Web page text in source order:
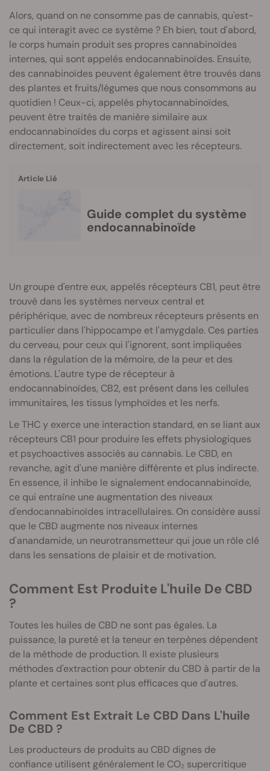
Alors, quand on ne consomme pas de cannabis, qu'est-
ce qui interagit avec ce système ? Eh bien, tout d'abord,
le corps humain produit ses propres cannabinoïdes
internes, qui sont appelés endocannabinoïdes. Ensuite,
des cannabinoïdes peuvent également être trouvés dans
des plantes et fruits/légumes que nous consommons au
quotidien ! Ceux-ci, appelés phytocannabinoïdes,
peuvent être traités de manière similaire aux
endocannabinoïdes du corps et agissent ainsi soit
directement, soit indirectement avec les récepteurs.
Article Lié
Guide complet du système
endocannabinoïde
Un groupe d'entre eux, appelés récepteurs CB1, peut être
trouvé dans les systèmes nerveux central et
périphérique, avec de nombreux récepteurs présents en
particulier dans l'hippocampe et l'amygdale. Ces parties
du cerveau, pour ceux qui l'ignorent, sont impliquées
dans la régulation de la mémoire, de la peur et des
émotions. L'autre type de récepteur à
endocannabinoïdes, CB2, est présent dans les cellules
immunitaires, les tissus lymphoïdes et les nerfs.
Le THC y exerce une interaction standard, en se liant aux
récepteurs CB1 pour produire les effets physiologiques
et psychoactives associés au cannabis. Le CBD, en
revanche, agit d'une manière différente et plus indirecte.
En essence, il inhibe le signalement endocannabinoïde,
ce qui entraîne une augmentation des niveaux
d'endocannabinoïdes intracellulaires. On considère aussi
que le CBD augmente nos niveaux internes
d'anandamide, un neurotransmetteur qui joue un rôle clé
dans les sensations de plaisir et de motivation.
Comment Est Produite L'huile De CBD
?
Toutes les huiles de CBD ne sont pas égales. La
puissance, la pureté et la teneur en terpènes dépendent
de la méthode de production. Il existe plusieurs
méthodes d'extraction pour obtenir du CBD à partir de la
plante et certaines sont plus efficaces que d'autres.
Comment Est Extrait Le CBD Dans L'huile
De CBD ?
Les producteurs de produits au CBD dignes de
confiance utilisent généralement le CO₂ supercritique